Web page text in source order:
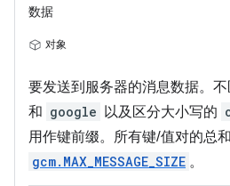
数据
对象
要发送到服务器的消息数据。
和 google 以及区分大小写的
用作键前缀。所有键/值对的总
gcm.MAX_MESSAGE_SIZE 。